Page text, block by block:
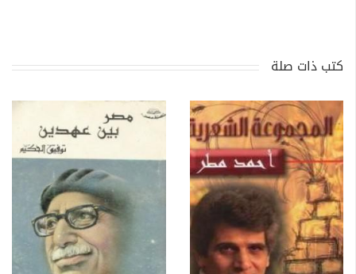
كتب ذات صلة